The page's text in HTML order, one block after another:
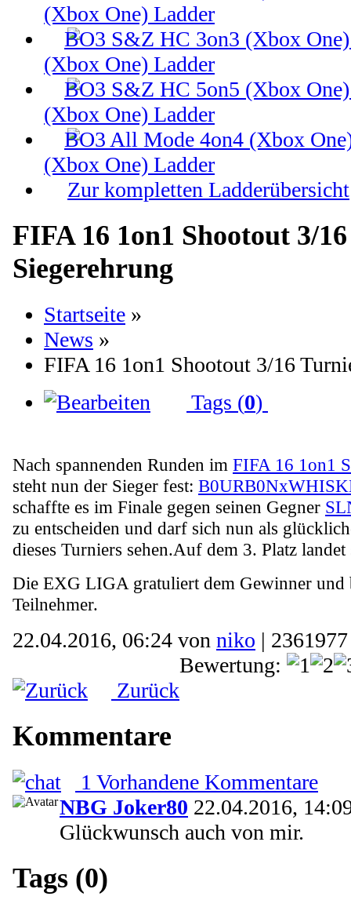
(Xbox One) Ladder
(Xbox One) Ladder
(Xbox One) Ladder
(Xbox One) Ladder
Zur kompletten Ladderübersicht
FIFA 16 1on1 Shootout 3/
Siegerehrung
Startseite »
News »
FIFA 16 1on1 Shootout 3/16
Tags (0)
Nach spannenden Runden im FIFA 16 1on1
steht nun der Sieger fest:
schaffte es im Finale gegen seinen Gegner
zu entscheiden und darf sich nun als
dieses Turniers sehen.Auf dem 3. Platz
Die EXG LIGA gratuliert dem Gewinner und
Teilnehmer.
22.04.2016, 06:24 von niko |
Bewertung:
Zurück
Kommentare
1 Vorhandene Kommentare
NBG Joker80 22.04.2016,
Glückwunsch auch von mir.
Tags (0)